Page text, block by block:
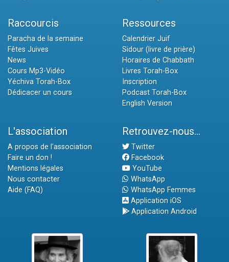
Raccourcis
Paracha de la semaine
Fêtes Juives
News
Cours Mp3-Vidéo
Yéchiva Torah-Box
Dédicacer un cours
Ressources
Calendrier Juif
Sidour (livre de prière)
Horaires de Chabbath
Livres Torah-Box
Inscription
Podcast Torah-Box
English Version
L'association
A propos de l'association
Faire un don !
Mentions légales
Nous contacter
Aide (FAQ)
Retrouvez-nous...
Twitter
Facebook
YouTube
WhatsApp
WhatsApp Femmes
Application iOS
Application Android